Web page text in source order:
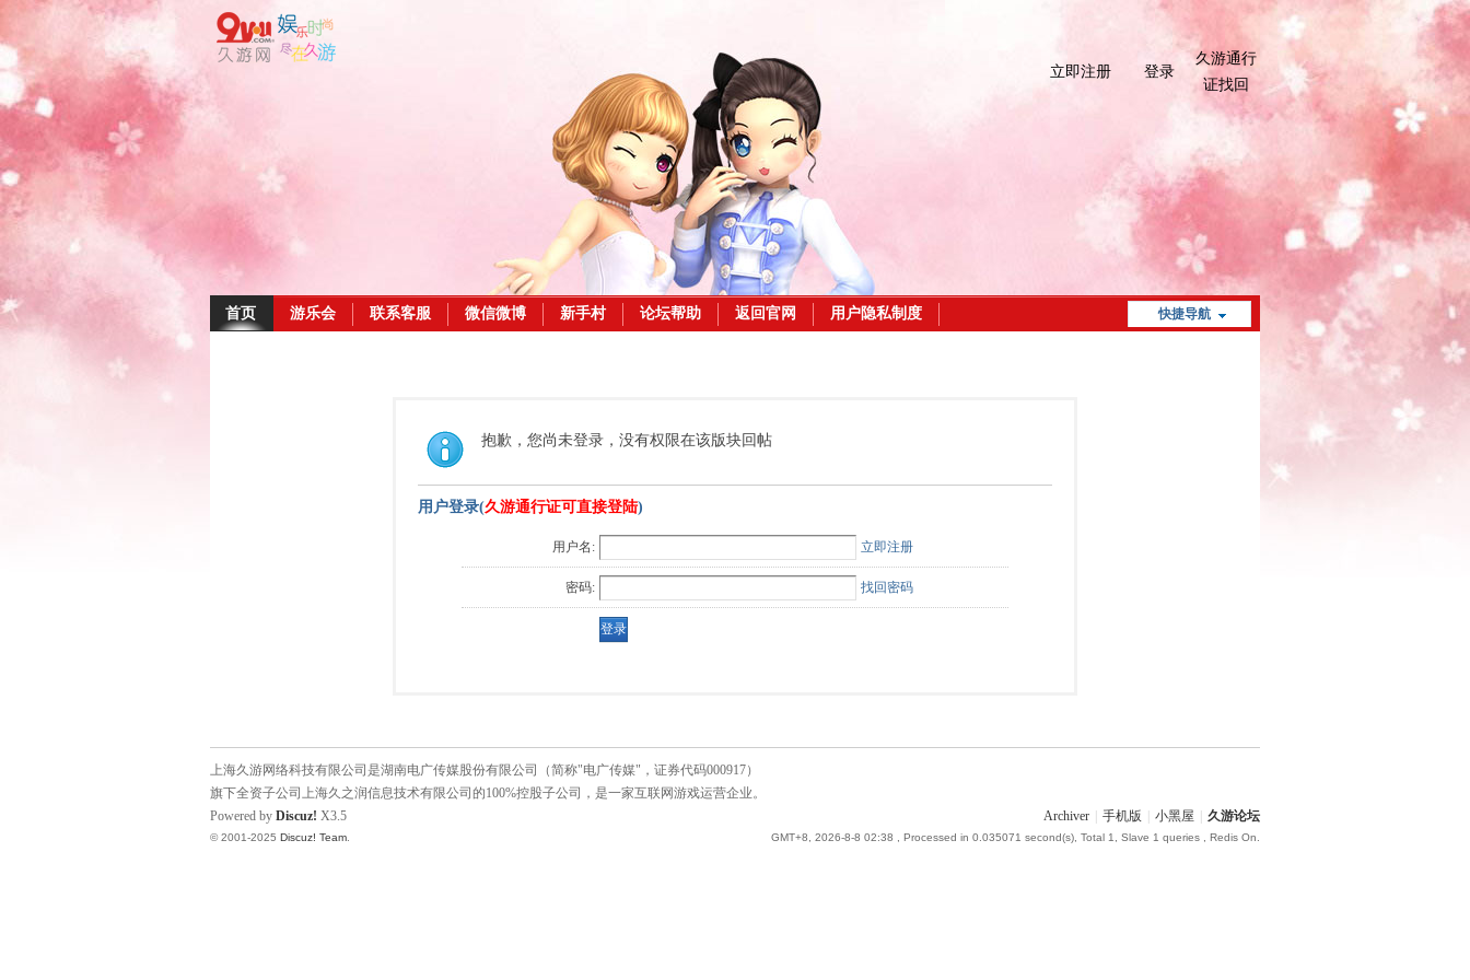
立即注册 登录
久游通行
证找回
快捷导航
首页 游乐会 联系客服 微信微博 新手村 论坛帮助 返回官网 用户隐私制度
抱歉，您尚未登录，没有权限在该版块回帖
用户登录(久游通行证可直接登陆)
用户名: 立即注册
密码: 找回密码
上海久游网络科技有限公司是湖南电广传媒股份有限公司（简称"电广传媒"，证券代码000917）
旗下全资子公司上海久之润信息技术有限公司的100%控股子公司，是一家互联网游戏运营企业。
Archiver
手机版 小黑屋 久游论坛
GMT+8, 2026-8-8 02:38 , Processed in 0.035071 second(s), Total 1, Slave 1 queries , Redis On.
Powered by Discuz! X3.5
© 2001-2025 Discuz! Team